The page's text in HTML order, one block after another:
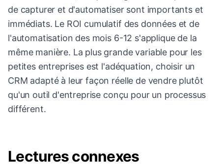
de capturer et d'automatiser sont importants et
immédiats. Le ROI cumulatif des données et de
l'automatisation des mois 6-12 s'applique de la
même manière. La plus grande variable pour les
petites entreprises est l'adéquation, choisir un
CRM adapté à leur façon réelle de vendre plutôt
qu'un outil d'entreprise conçu pour un processus
différent.
Lectures connexes